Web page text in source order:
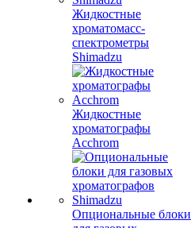
Жидкостные
хроматомасс-
спектрометры
Shimadzu
Жидкостные
хроматографы
Acchrom
Опциональные блоки